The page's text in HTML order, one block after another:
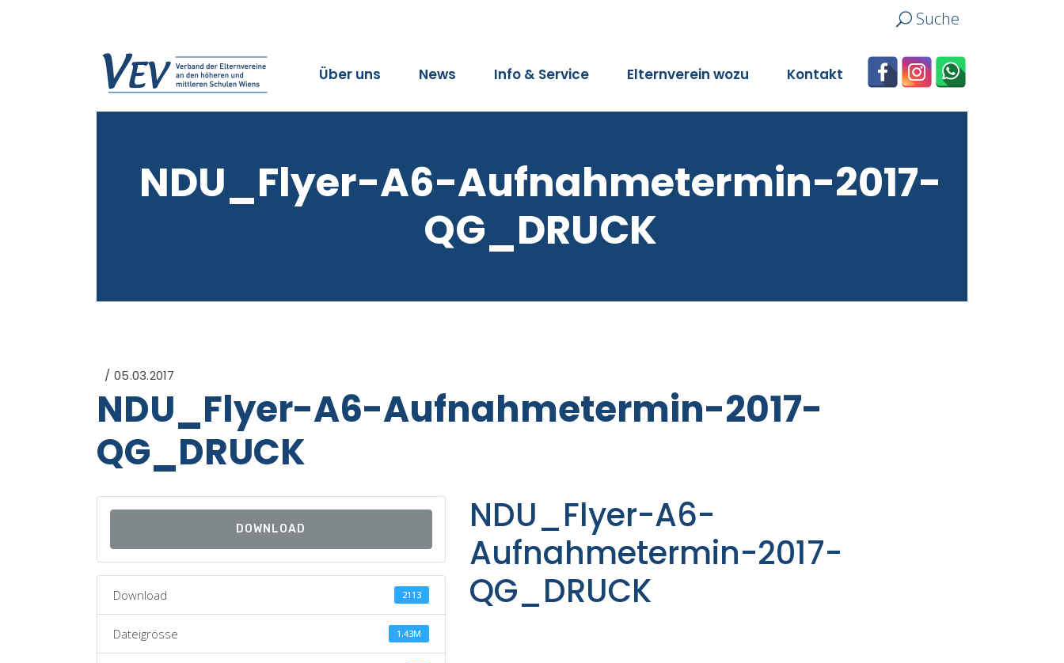
Suche
Über uns News Info & Service Elternverein wozu Kontakt
NDU_Flyer-A6-Aufnahmetermin-2017-
QG_DRUCK
05.03.2017
NDU_Flyer-A6-Aufnahmetermin-2017-
QG_DRUCK
DOWNLOAD
Download 2113
Dateigrösse 1.43M
NDU_Flyer-A6-
Aufnahmetermin-2017-
QG_DRUCK